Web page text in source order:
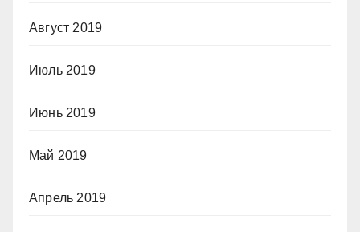
Август 2019
Июль 2019
Июнь 2019
Май 2019
Апрель 2019